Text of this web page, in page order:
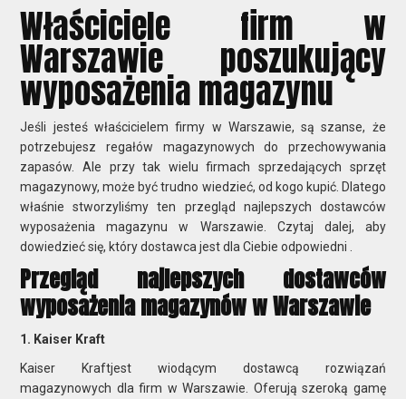
Właściciele firm w
Warszawie poszukujący
wyposażenia magazynu
Jeśli jesteś właścicielem firmy w Warszawie, są szanse, że
potrzebujesz regałów magazynowych do przechowywania
zapasów. Ale przy tak wielu firmach sprzedających sprzęt
magazynowy, może być trudno wiedzieć, od kogo kupić. Dlatego
właśnie stworzyliśmy ten przegląd najlepszych dostawców
wyposażenia magazynu w Warszawie. Czytaj dalej, aby
dowiedzieć się, który dostawca jest dla Ciebie odpowiedni .
Przegląd najlepszych dostawców
wyposażenia magazynów w Warszawie
1. Kaiser Kraft
Kaiser Kraftjest wiodącym dostawcą rozwiązań
magazynowych dla firm w Warszawie. Oferują szeroką gamę